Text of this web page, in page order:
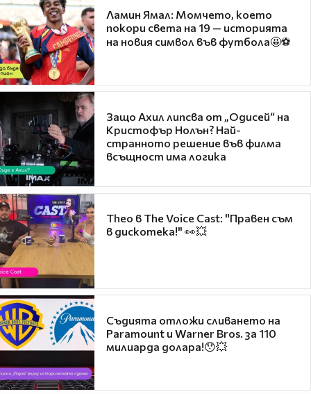
Ламин Ямал: Момчето, което
покори света на 19 — историята
на новия символ във футбола🤩⚽
Защо Ахил липсва от „Одисей“ на
Кристофър Нолън? Най-
странното решение във филма
всъщност има логика
Theo в The Voice Cast: "Правен съм
в дискотека!" 👀💥
Съдията отложи сливането на
Paramount и Warner Bros. за 110
милиарда долара!😯💥